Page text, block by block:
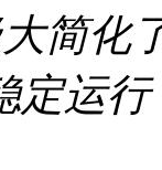
简化
定运